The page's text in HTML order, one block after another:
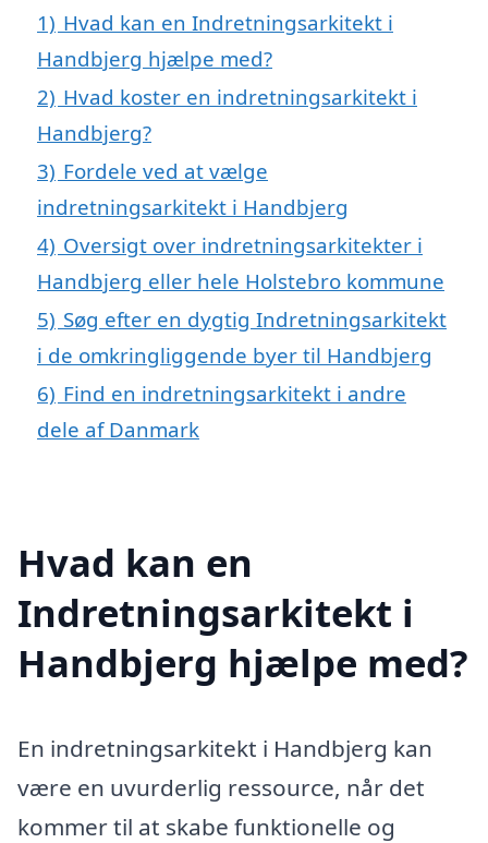
1) Hvad kan en Indretningsarkitekt i
Handbjerg hjælpe med?
2) Hvad koster en indretningsarkitekt i
Handbjerg?
3) Fordele ved at vælge
indretningsarkitekt i Handbjerg
4) Oversigt over indretningsarkitekter i
Handbjerg eller hele Holstebro kommune
5) Søg efter en dygtig Indretningsarkitekt
i de omkringliggende byer til Handbjerg
6) Find en indretningsarkitekt i andre
dele af Danmark
Hvad kan en
Indretningsarkitekt i
Handbjerg hjælpe med?
En indretningsarkitekt i Handbjerg kan
være en uvurderlig ressource, når det
kommer til at skabe funktionelle og